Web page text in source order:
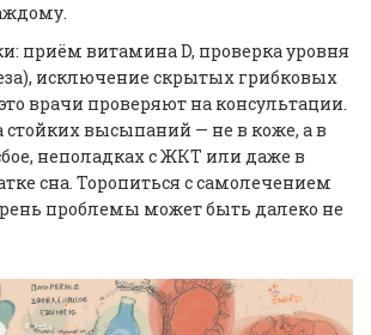
приём витамина D, проверка уровня
исключение скрытых грибковых
врачи проверяют на консультации.
высыпаний — не в коже, а в
неполадках с ЖКТ или даже в
сна. Торопиться с самолечением
проблемы может быть далеко не